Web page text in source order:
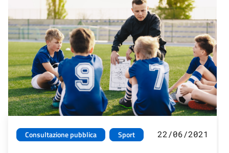
Consultazione pubblica Sport 22/06/2021